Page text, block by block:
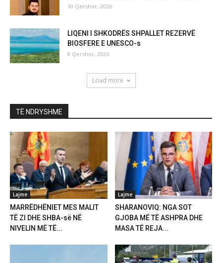
10 Qershor, 2026
LIQENI I SHKODRËS SHPALLET REZERVË
BIOSFERE E UNESCO-s
8 Qershor, 2026
Load more
TË NDRYSHME
Lajme
MARRËDHËNIET MES MALIT
TË ZI DHE SHBA-së NË
NIVELIN MË TË...
Lajme
SHARANOVIQ: NGA SOT
GJOBA MË TË ASHPRA DHE
MASA TË REJA...